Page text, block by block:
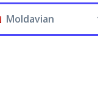
Moldavian